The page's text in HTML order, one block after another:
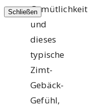
Gemütlichkeit
und
dieses
typische
Zimt-
Gebäck-
Gefühl,
Schließen